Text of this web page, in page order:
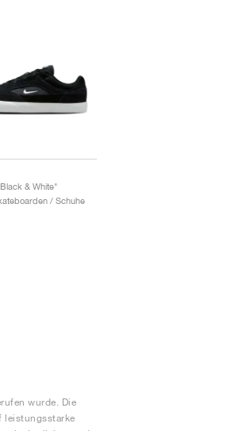
& White"
/ Schuhe
wurde. Die
leistungsstarke